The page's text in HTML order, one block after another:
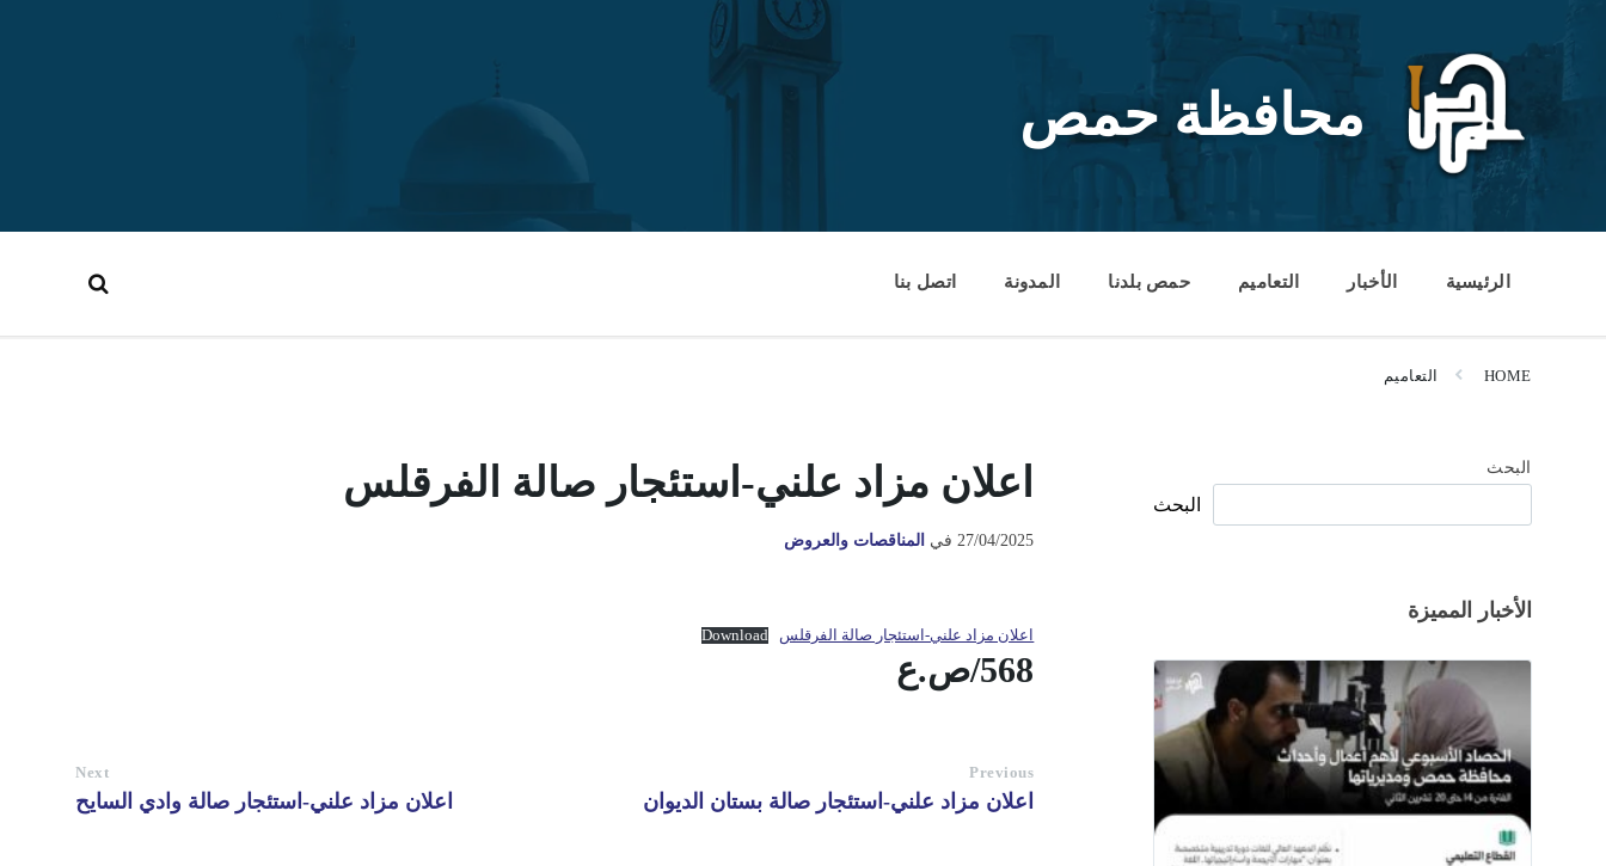
content
محافظة حمص
الرئيسية الأخبار التعاميم حمص بلدنا المدونة اتصل بنا
HOME التعاميم
اعلان مزاد علني-استئجار صالة الفرقلس
27/04/2025 في المناقصات والعروض
اعلان مزاد علني-استئجار صالة الفرقلس Download
568/ص.ع
Previous
اعلان مزاد علني-استئجار صالة بستان الديوان
Next
اعلان مزاد علني-استئجار صالة وادي السايح
البحث
البحث
الأخبار المميزة